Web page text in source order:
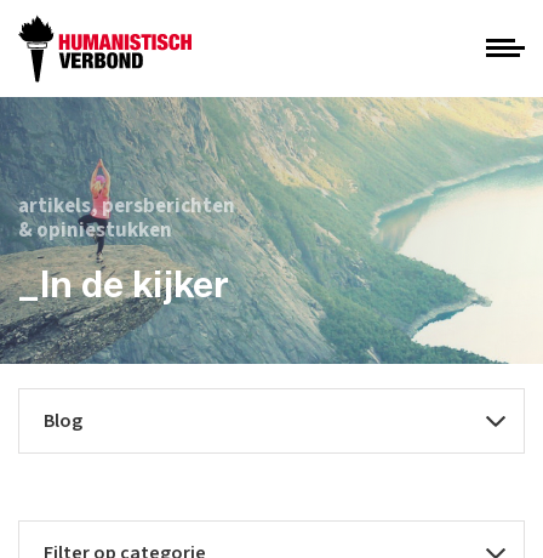
artikels, persberichten
& opiniestukken
_In de kijker